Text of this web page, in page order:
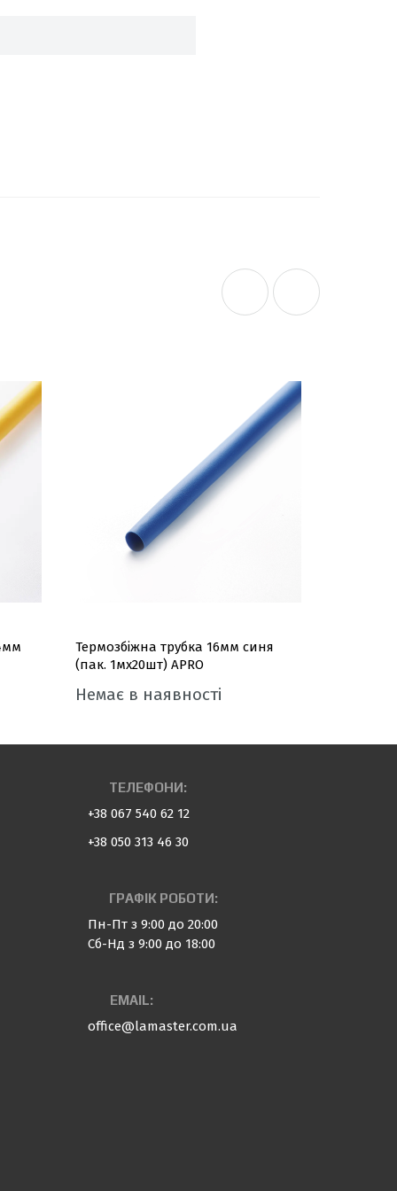
Термозбіжна трубка 16мм синя
(пак. 1мx20шт) APRO
Немає в наявності
ТЕЛЕФОНИ:
+38 067 540 62 12
+38 050 313 46 30
ГРАФІК РОБОТИ:
Пн-Пт з 9:00 до 20:00
Сб-Нд з 9:00 до 18:00
EMAIL:
office@lamaster.com.ua